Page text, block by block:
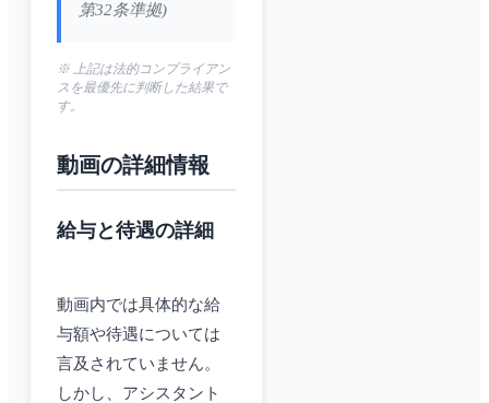
第32条準拠)
※ 上記は法的コンプライアン
スを最優先に判断した結果で
す。
動画の詳細情報
給与と待遇の詳細
動画内では具体的な給
与額や待遇については
言及されていません。
しかし、アシスタント